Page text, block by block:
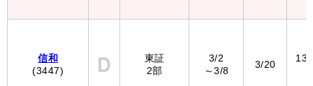
信和
(3447)
東証
2部
3/2
～3/8
3/20